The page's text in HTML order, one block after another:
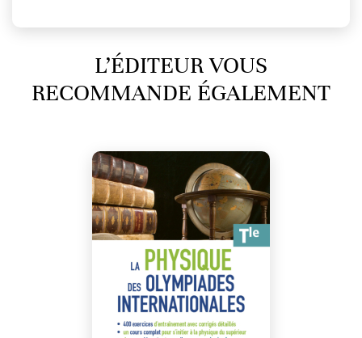
L’ÉDITEUR VOUS
RECOMMANDE ÉGALEMENT